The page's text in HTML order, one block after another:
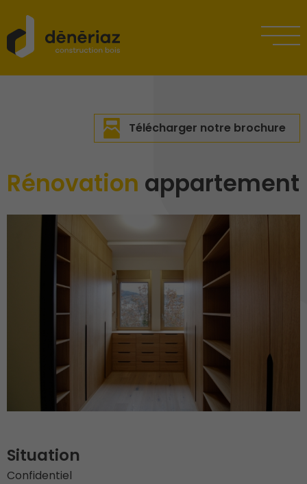
Télécharger notre brochure
Rénovation appartement
Situation
Confidentiel